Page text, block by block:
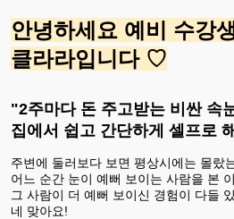
안녕하세요 예비 수강
클라라입니다 ♡
"2주마다 돈 주고받는 비싼 속
집에서 쉽고 간단하게 셀프로
주변에 둘러보다 보면 평상시에는 몰랐
어느 순간 눈이 예뻐 보이는 사람을 본
그 사람이 더 예뻐 보이신 경험이 다들
네 맞아요!